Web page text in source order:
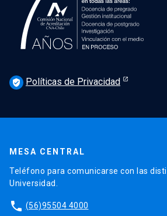
verified_user Políticas de Privacidad
MESA CENTRAL
Teléfono para comunicarse con las
Universidad.
phone (56)95504 4000